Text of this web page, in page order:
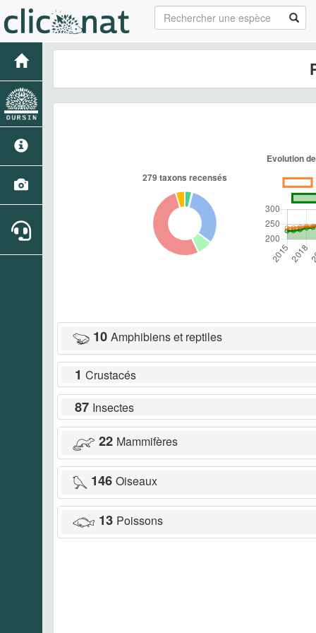
10 Amphibiens et reptiles
1 Crustacés
87 Insectes
22 Mammifères
146 Oiseaux
13 Poissons